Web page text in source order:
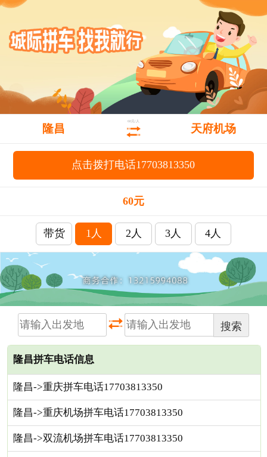
隆昌
60元/人
天府机场
点击拨打电话17703813350
60元
带货 1人 2人 3人 4人
搜索
隆昌拼车电话信息
隆昌->重庆拼车电话17703813350
隆昌->重庆机场拼车电话17703813350
隆昌->双流机场拼车电话17703813350